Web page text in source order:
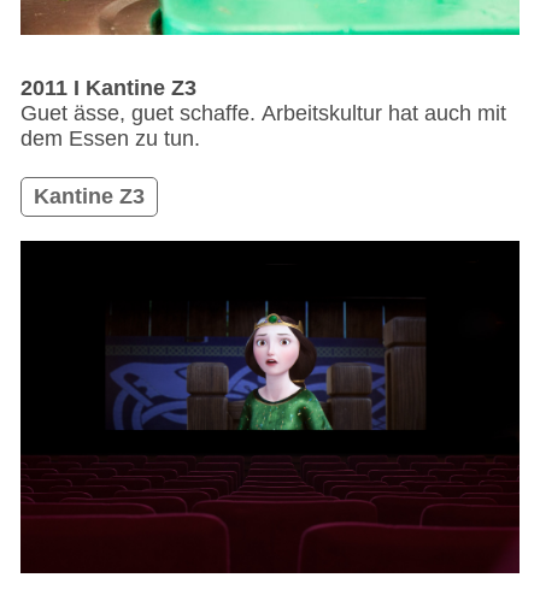
2011 I Kantine Z3
Guet ässe, guet schaffe. Arbeitskultur hat auch mit
dem Essen zu tun.
Kantine Z3